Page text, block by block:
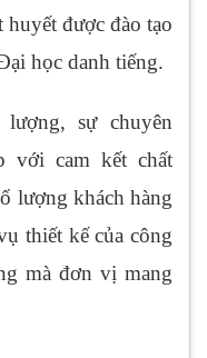
được đào tạo
học danh tiếng.
sự chuyên
với cam kết chất
lượng khách hàng
thiết kế của công
mà đơn vị mang